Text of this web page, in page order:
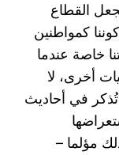
القطاع
كمواطنين
خاصة عندما
أخرى، لا
في أحاديث
مؤلما –